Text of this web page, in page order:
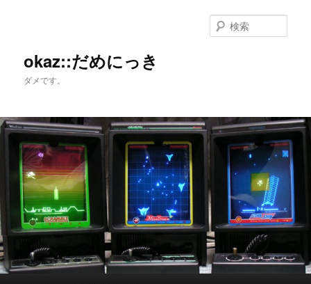
へ
移
移
動
okaz::だめにっき
ダメです。
索